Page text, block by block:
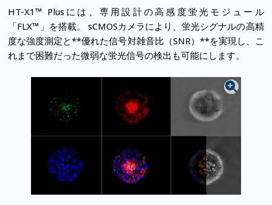
HT-X1™ Plusには、専用設計の高感度蛍光モジュール
「FLX™」を搭載。
sCMOSカメラにより、蛍光シグナルの高精
度な強度測定と**優れた信号対雑音比（SNR）**を実現し、こ
れまで困難だった微弱な蛍光信号の検出も可能にします。